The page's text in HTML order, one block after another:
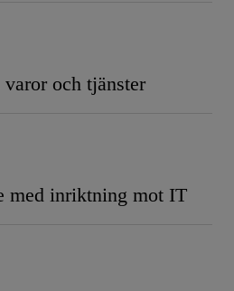
och tjänster
med inriktning mot IT